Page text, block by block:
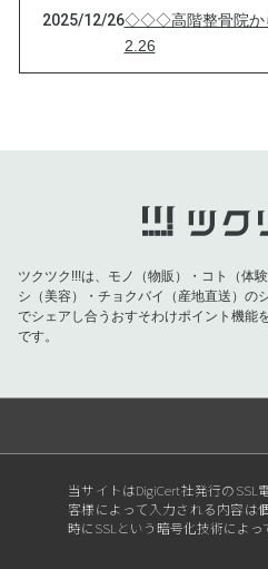
2025/12/26◇◇◇高階整骨院か
2.26
◇◇◇高階整骨院
8.10
2025/05/26 ◇◇◇高階整骨院
5.26
2025/04/14
2025/03/15明日3月16日(日)丹
2025/01/31イベント&キャンペ
2025/01/05年始のご挨拶/高階
2024/12/23年末年始のお知らせ
ツクツク!!!は、モノ（物販）・コト（体
シ（美容）・チョクバイ（産地直送）の
でシェアし合うおすそわけポイント機能
です。
当サイトはDigiCert社発行の
客様によって入力される内容は
時にSSLという暗号化技術によっ